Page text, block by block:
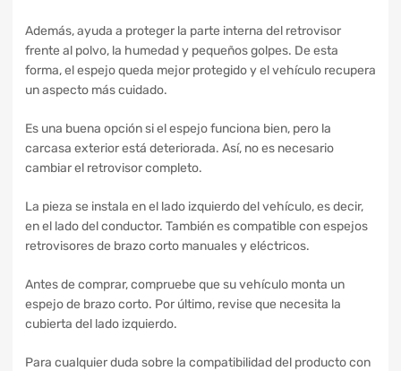
Además, ayuda a proteger la parte interna del retrovisor
frente al polvo, la humedad y pequeños golpes. De esta
forma, el espejo queda mejor protegido y el vehículo recupera
un aspecto más cuidado.
Es una buena opción si el espejo funciona bien, pero la
carcasa exterior está deteriorada. Así, no es necesario
cambiar el retrovisor completo.
La pieza se instala en el lado izquierdo del vehículo, es decir,
en el lado del conductor. También es compatible con espejos
retrovisores de brazo corto manuales y eléctricos.
Antes de comprar, compruebe que su vehículo monta un
espejo de brazo corto. Por último, revise que necesita la
cubierta del lado izquierdo.
Para cualquier duda sobre la compatibilidad del producto con